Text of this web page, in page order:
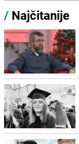
/ Najčitanije